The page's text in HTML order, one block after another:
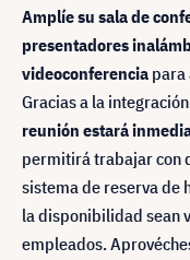
Amplíe su sala de
presentadores
videoconferencia para
Gracias a la
reunión estará
permitirá trabajar con
sistema de reserva de
la disponibilidad sean
empleados.